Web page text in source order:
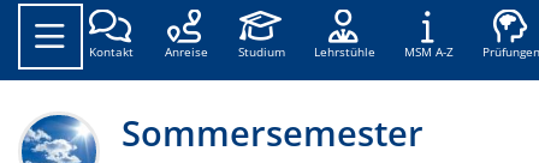
Kontakt Anreise Studium Lehrstühle MSM A-Z
Sommersemester